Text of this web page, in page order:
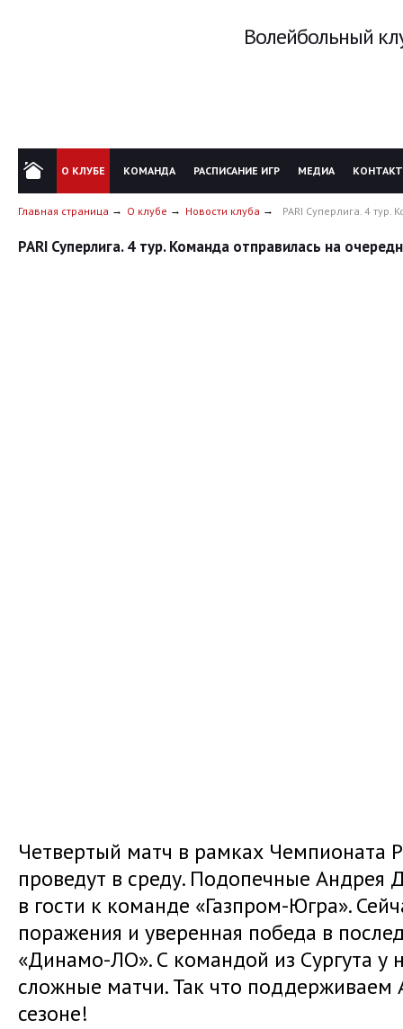
Волейбольный
О КЛУБЕ КОМАНДА РАСПИСАНИЕ ИГР МЕДИА
Главная страница О клубе Новости клуба PARI Суперлига. 4 тур.
PARI Суперлига. 4 тур. Команда отправилась на
Четвертый матч в рамках Чемпионата
проведут в среду. Подопечные Андрея
в гости к команде «Газпром-Югра».
поражения и уверенная победа в
«Динамо-ЛО». С командой из Сургута у
сложные матчи. Так что
сезоне!